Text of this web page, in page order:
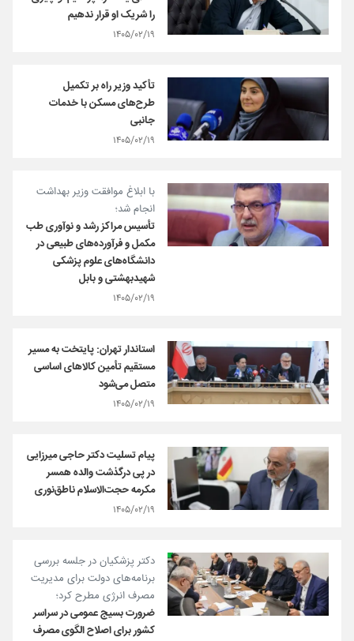
را شریک او قرار ندهیم
۱۴۰۵/۰۲/۱۹
تأکید وزیر راه بر تکمیل
طرح‌های مسکن با خدمات
جانبی
۱۴۰۵/۰۲/۱۹
با ابلاغ موافقت وزیر بهداشت
انجام شد؛
تأسیس مراکز رشد و نوآوری طب
مکمل و فرآورده‌های طبیعی در
دانشگاه‌های علوم پزشکی
شهیدبهشتی و بابل
۱۴۰۵/۰۲/۱۹
استاندار تهران: پایتخت به مسیر
مستقیم تأمین کالاهای اساسی
متصل می‌شود
۱۴۰۵/۰۲/۱۹
پیام تسلیت دکتر حاجی میرزایی
در پی درگذشت والده همسر
مکرمه حجت‌الاسلام ناطق‌نوری
۱۴۰۵/۰۲/۱۹
دکتر پزشکیان در جلسه بررسی
برنامه‌های دولت برای مدیریت
مصرف انرژی مطرح کرد؛
ضرورت بسیج عمومی در سراسر
کشور برای اصلاح الگوی مصرف